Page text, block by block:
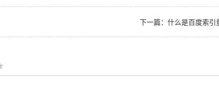
下一篇：什么是百度索引